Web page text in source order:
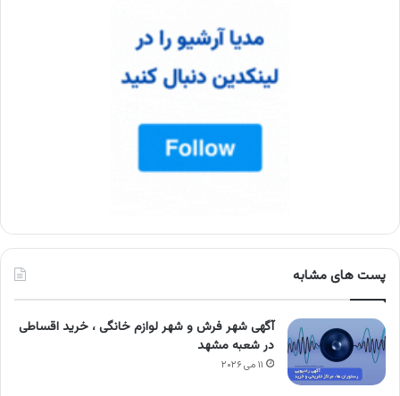
پست های مشابه
آگهی شهر فرش و شهر لوازم خانگی ، خرید اقساطی
در شعبه مشهد
۱۱ می ۲۰۲۶